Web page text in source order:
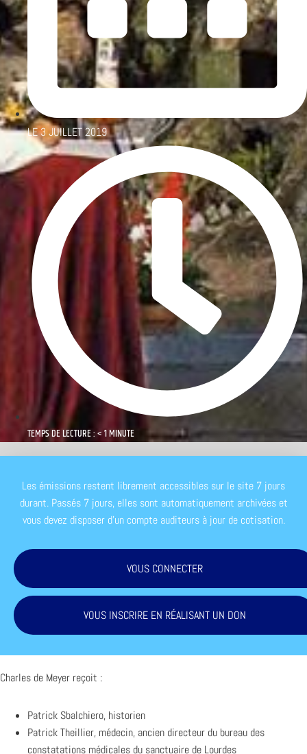
LE3 JUILLET 2019
TEMPS DE LECTURE : < 1 MINUTE
Les émissions restent librement accessibles sur le site 7 jours
durant. Passés 7 jours, elles sont automatiquement archivées et
vous devez disposer d'un compte auditeurs à jour de cotisation.
VOUS CONNECTER
VOUS INSCRIRE EN RÉALISANT UN DON
Charles de Meyer reçoit :
Patrick Sbalchiero, historien
Patrick Theillier, médecin, ancien directeur du bureau des
constatations médicales du sanctuaire de Lourdes